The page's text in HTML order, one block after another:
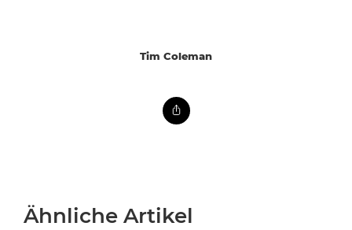
Tim Coleman
Ähnliche Artikel